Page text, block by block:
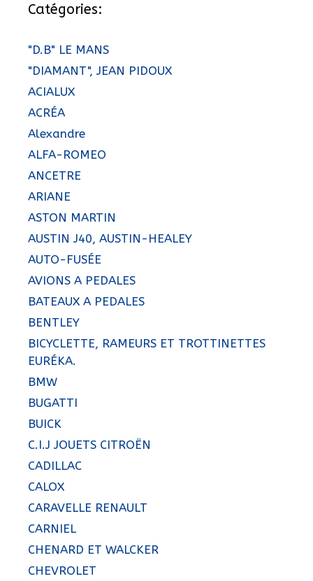
Catégories:
"D.B" LE MANS
"DIAMANT", JEAN PIDOUX
ACIALUX
ACRÉA
Alexandre
ALFA-ROMEO
ANCETRE
ARIANE
ASTON MARTIN
AUSTIN J40, AUSTIN-HEALEY
AUTO-FUSÉE
AVIONS A PEDALES
BATEAUX A PEDALES
BENTLEY
BICYCLETTE, RAMEURS ET TROTTINETTES
EURÉKA.
BMW
BUGATTI
BUICK
C.I.J JOUETS CITROËN
CADILLAC
CALOX
CARAVELLE RENAULT
CARNIEL
CHENARD ET WALCKER
CHEVROLET